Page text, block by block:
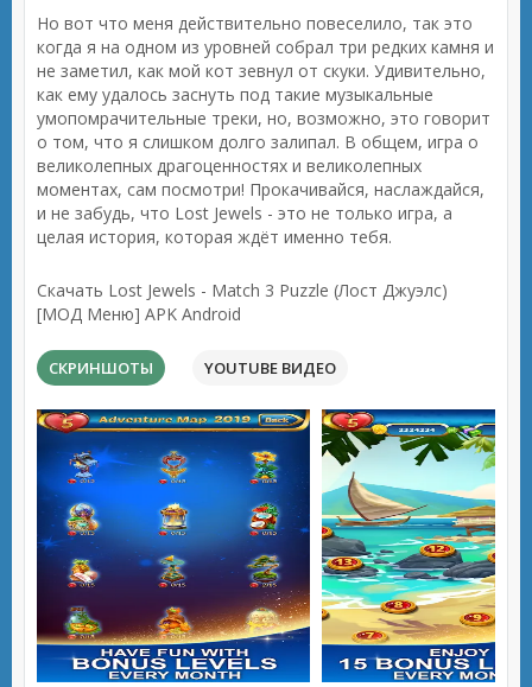
Но вот что меня действительно повеселило, так это
когда я на одном из уровней собрал три редких камня и
не заметил, как мой кот зевнул от скуки. Удивительно,
как ему удалось заснуть под такие музыкальные
умопомрачительные треки, но, возможно, это говорит
о том, что я слишком долго залипал. В общем, игра о
великолепных драгоценностях и великолепных
моментах, сам посмотри! Прокачивайся, наслаждайся,
и не забудь, что Lost Jewels - это не только игра, а
целая история, которая ждёт именно тебя.
Скачать Lost Jewels - Match 3 Puzzle (Лост Джуэлс)
[МОД Меню] APK Android
СКРИНШОТЫ YOUTUBE ВИДЕО